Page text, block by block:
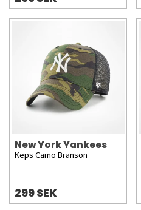
New York Yankees
Keps Camo Branson
299 SEK